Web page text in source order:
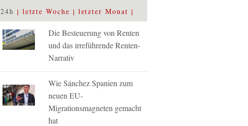
24h letzte Woche letzter Monat
Die Besteuerung von Renten
und das irreführende Renten-
Narrativ
Wie Sánchez Spanien zum
neuen EU-
Migrationsmagneten gemacht
hat